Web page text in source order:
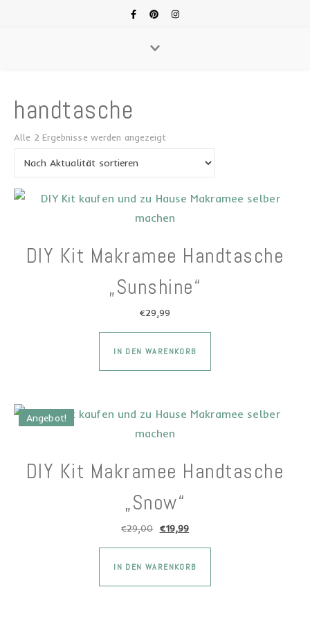
handtasche
Alle 2 Ergebnisse werden angezeigtNach Aktualität sortiert
DIY Kit Makramee Handtasche
„Sunshine“
€29,99
IN DEN WARENKORB
Dieses Produkt
Angebot!
DIY Kit Makramee Handtasche
„Snow“
€29,00 Ursprünglicher Preis war: €29,00
€19,99Aktueller Preis ist: €19,99.
IN DEN WARENKORB
Dieses Produkt